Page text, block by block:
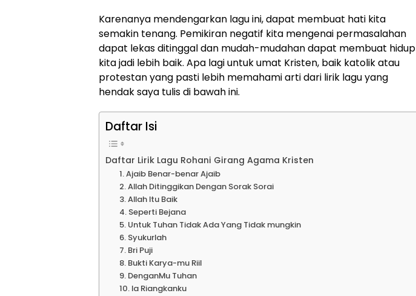
Karenanya mendengarkan lagu ini, dapat membuat hati kita
semakin tenang. Pemikiran negatif kita mengenai permasalahan
dapat lekas ditinggal dan mudah-mudahan dapat membuat hidup
kita jadi lebih baik. Apa lagi untuk umat Kristen, baik katolik atau
protestan yang pasti lebih memahami arti dari lirik lagu yang
hendak saya tulis di bawah ini.
Daftar Isi
Daftar Lirik Lagu Rohani Girang Agama Kristen
1. Ajaib Benar-benar Ajaib
2. Allah Ditinggikan Dengan Sorak Sorai
3. Allah Itu Baik
4. Seperti Bejana
5. Untuk Tuhan Tidak Ada Yang Tidak mungkin
6. Syukurlah
7. Bri Puji
8. Bukti Karya-mu Riil
9. DenganMu Tuhan
10. Ia Riangkanku